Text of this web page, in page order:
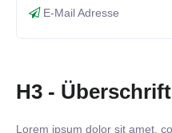
E-Mail Adresse
H3 -
Lorem ipsum dolor sit amet,